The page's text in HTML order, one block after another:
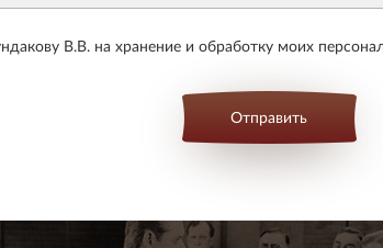
В.В. на хранение и обработку моих
Отправить